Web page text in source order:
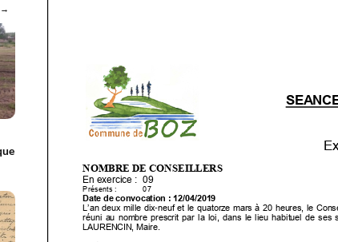
→